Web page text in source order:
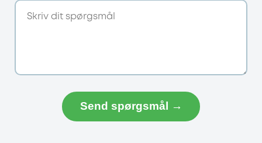
Send spørgsmål →